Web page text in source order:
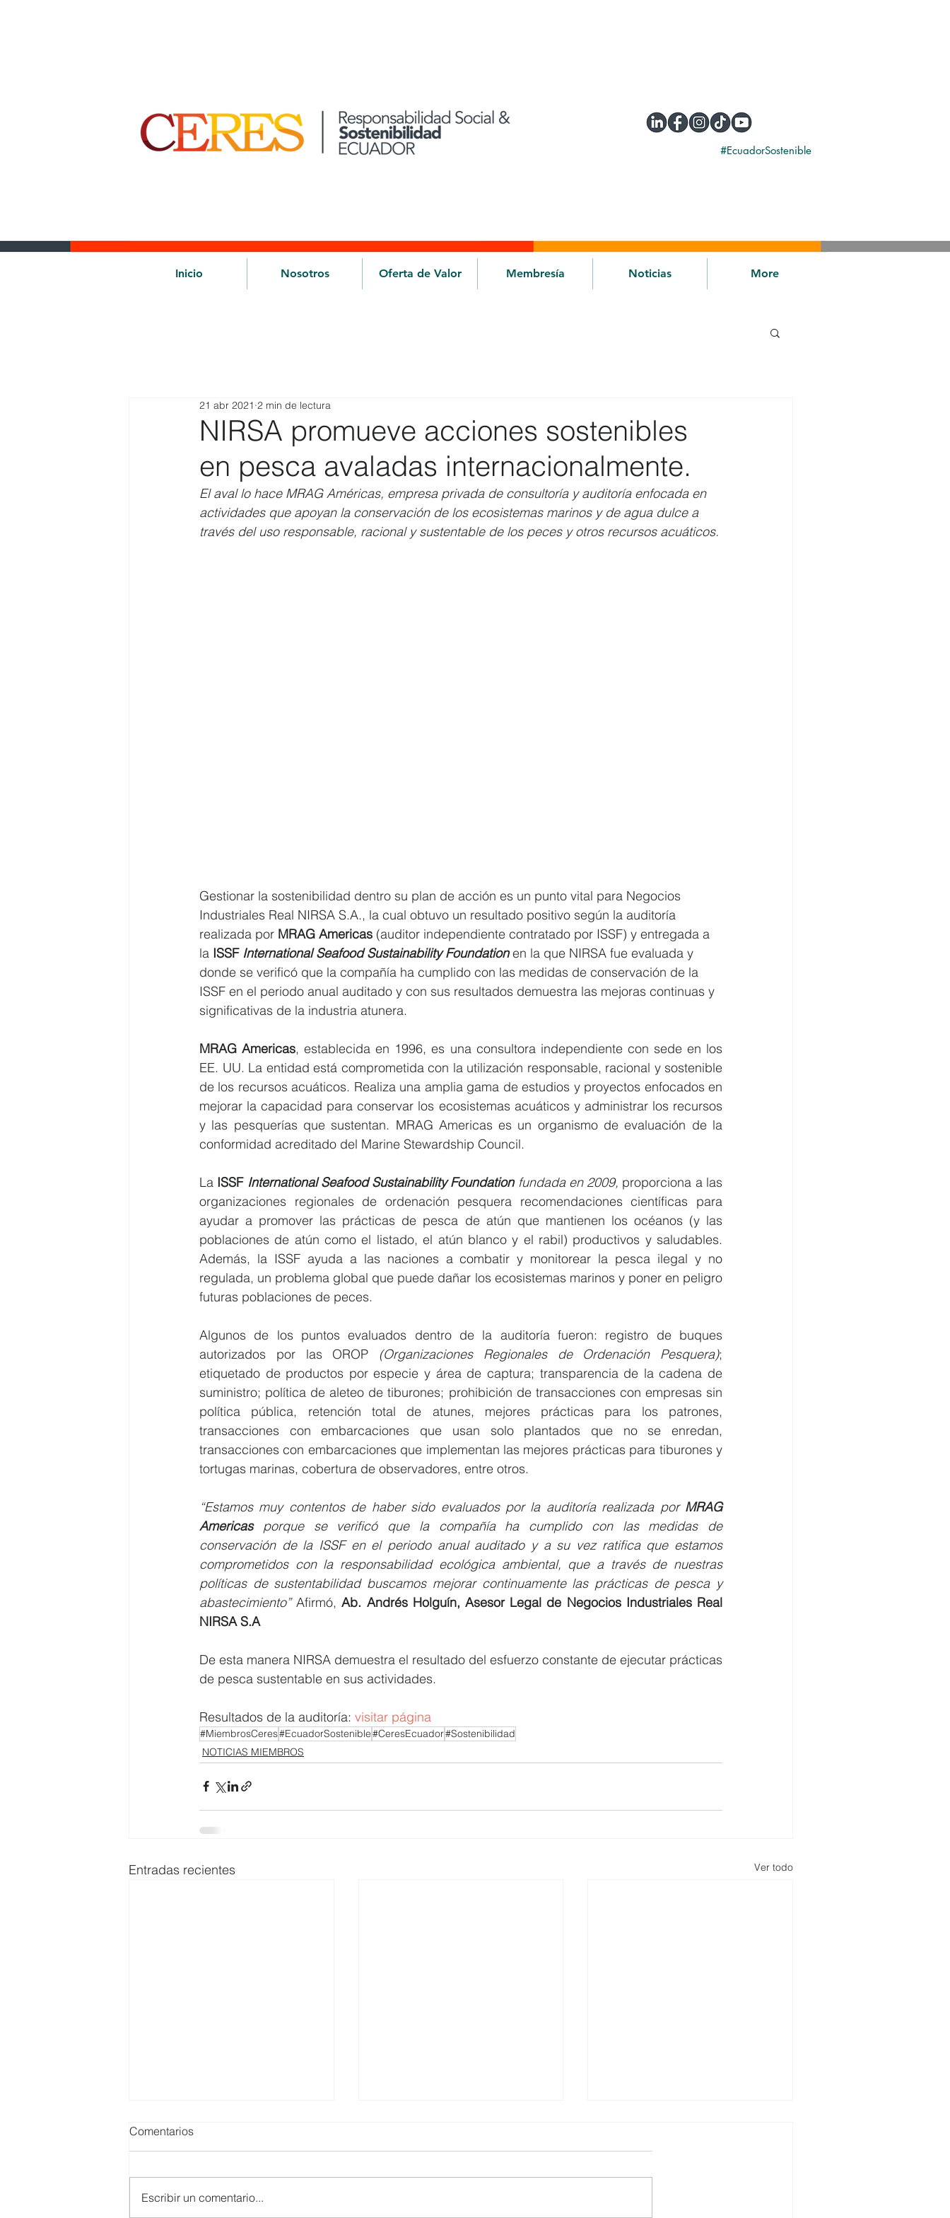
#EcuadorSostenible
Inicio Nosotros Oferta de Valor Membresía Noticias More
NIRSA promueve acciones sostenibles
en pesca avaladas internacionalmente.
21 abr 2021 2 min de lectura
El aval lo hace MRAG Américas, empresa privada de consultoría y auditoría enfocada en
actividades que apoyan la conservación de los ecosistemas marinos y de agua dulce a
través del uso responsable, racional y sustentable de los peces y otros recursos acuáticos.
Gestionar la sostenibilidad dentro su plan de acción es un punto vital para Negocios
Industriales Real NIRSA S.A., la cual obtuvo un resultado positivo según la auditoría
realizada por MRAG Americas (auditor independiente contratado por ISSF) y entregada a
la ISSF International Seafood Sustainability Foundation en la que NIRSA fue evaluada y
donde se verificó que la compañía ha cumplido con las medidas de conservación de la
ISSF en el periodo anual auditado y con sus resultados demuestra las mejoras continuas y
significativas de la industria atunera.
MRAG Americas, establecida en 1996, es una consultora independiente con sede en los
EE. UU. La entidad está comprometida con la utilización responsable, racional y sostenible
de los recursos acuáticos. Realiza una amplia gama de estudios y proyectos enfocados en
mejorar la capacidad para conservar los ecosistemas acuáticos y administrar los recursos
y las pesquerías que sustentan. MRAG Americas es un organismo de evaluación de la
conformidad acreditado del Marine Stewardship Council.
La ISSF International Seafood Sustainability Foundation fundada en 2009, proporciona a las
organizaciones regionales de ordenación pesquera recomendaciones científicas para
ayudar a promover las prácticas de pesca de atún que mantienen los océanos (y las
poblaciones de atún como el listado, el atún blanco y el rabil) productivos y saludables.
Además, la ISSF ayuda a las naciones a combatir y monitorear la pesca ilegal y no
regulada, un problema global que puede dañar los ecosistemas marinos y poner en peligro
futuras poblaciones de peces.
Algunos de los puntos evaluados dentro de la auditoría fueron: registro de buques
autorizados por las OROP (Organizaciones Regionales de Ordenación Pesquera);
etiquetado de productos por especie y área de captura; transparencia de la cadena de
suministro; política de aleteo de tiburones; prohibición de transacciones con empresas sin
política pública, retención total de atunes, mejores prácticas para los patrones,
transacciones con embarcaciones que usan solo plantados que no se enredan,
transacciones con embarcaciones que implementan las mejores prácticas para tiburones y
tortugas marinas, cobertura de observadores, entre otros.
“Estamos muy contentos de haber sido evaluados por la auditoría realizada por MRAG
Americas porque se verificó que la compañía ha cumplido con las medidas de
conservación de la ISSF en el periodo anual auditado y a su vez ratifica que estamos
comprometidos con la responsabilidad ecológica ambiental, que a través de nuestras
políticas de sustentabilidad buscamos mejorar continuamente las prácticas de pesca y
abastecimiento” Afirmó, Ab. Andrés Holguín, Asesor Legal de Negocios Industriales Real
NIRSA S.A
De esta manera NIRSA demuestra el resultado del esfuerzo constante de ejecutar prácticas
de pesca sustentable en sus actividades.
Resultados de la auditoría: visitar página
#MiembrosCeres#EcuadorSostenible#CeresEcuador#Sostenibilidad
NOTICIAS MIEMBROS
Entradas recientes Ver todo
Comentarios
Escribir un comentario...